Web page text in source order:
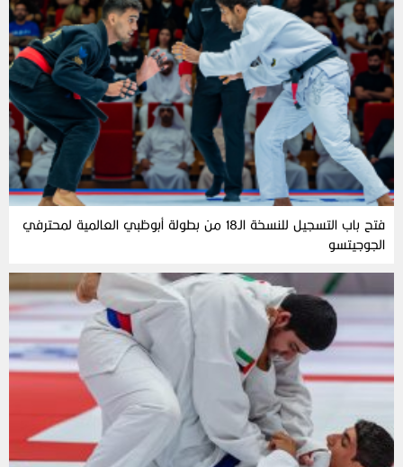
فتح باب التسجيل للنسخة الـ18 من بطولة أبوظبي العالمية لمحترفي
الجوجيتسو